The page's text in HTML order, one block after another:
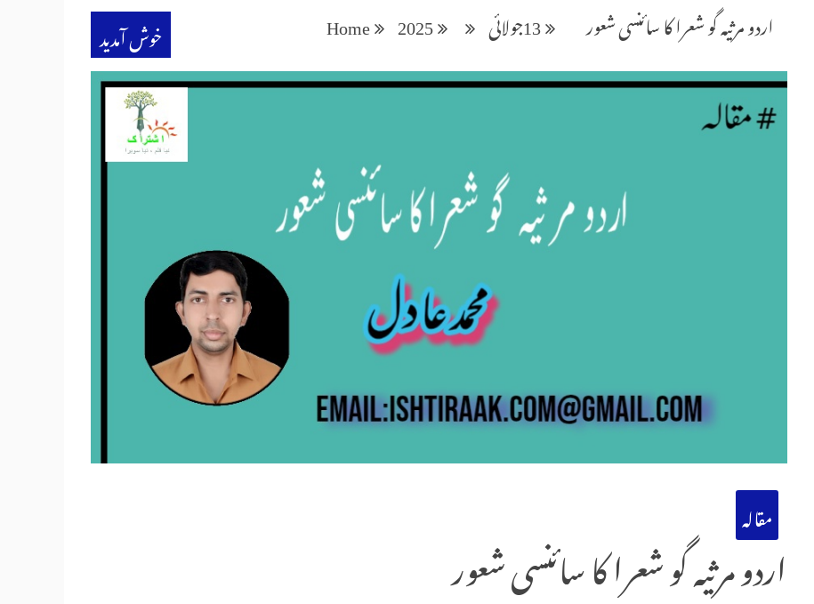
خوش آمدید Home 2025 جولائی13 اردو مرثیہ گو شعرا کا سائنسی شعور
مقالہ
اردو مرثیہ گو شعرا کا سائنسی شعور